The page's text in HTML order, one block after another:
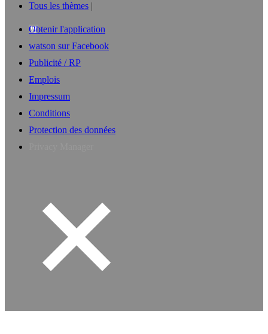
Tous les thèmes
Obtenir l'application
watson sur Facebook
Publicité / RP
Emplois
Impressum
Conditions
Protection des données